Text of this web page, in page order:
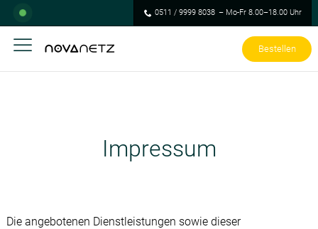
0511 / 9999 8038 – Mo-Fr 8.00–18.00 Uhr
Bestellen
Impressum
Die angebotenen Dienstleistungen sowie dieser